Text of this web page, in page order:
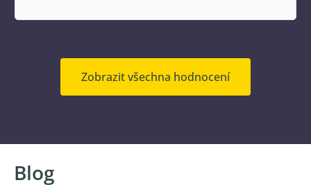
Zobrazit všechna hodnocení
Blog